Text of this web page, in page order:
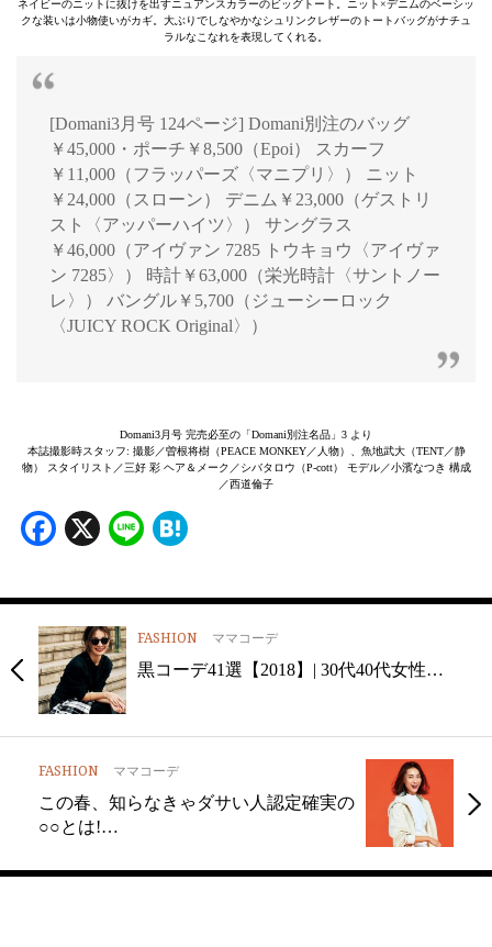
ネイビーのニットに抜けを出すニュアンスカラーのビッグトート。ニット×デニムのベーシッ
クな装いは小物使いがカギ。大ぶりでしなやかなシュリンクレザーのトートバッグがナチュ
ラルなこなれを表現してくれる。
[Domani3月号 124ページ] Domani別注のバッグ
￥45,000・ポーチ￥8,500（Epoi） スカーフ
￥11,000（フラッパーズ〈マニプリ〉） ニット
￥24,000（スローン） デニム￥23,000（ゲストリ
スト〈アッパーハイツ〉） サングラス
￥46,000（アイヴァン 7285 トウキョウ〈アイヴァ
ン 7285〉） 時計￥63,000（栄光時計〈サントノー
レ〉） バングル￥5,700（ジューシーロック
〈JUICY ROCK Original〉）
Domani3月号 完売必至の「Domani別注名品」3 より
本誌撮影時スタッフ: 撮影／曽根将樹（PEACE MONKEY／人物）、魚地武大（TENT／静
物） スタイリスト／三好 彩 ヘア＆メーク／シバタロウ（P-cott） モデル／小濱なつき 構成
／西道倫子
Facebook
X Line
FASHION ママコーデ
黒コーデ41選【2018】| 30代40代女性…
FASHION ママコーデ
この春、知らなきゃダサい人認定確実の
○○とは!…